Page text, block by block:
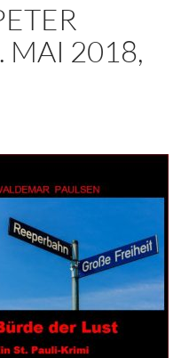
MAI 2018,